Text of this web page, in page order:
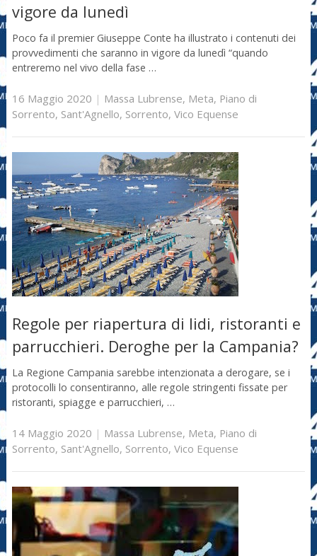
vigore da lunedì
Poco fa il premier Giuseppe Conte ha illustrato i contenuti dei
provvedimenti che saranno in vigore da lunedì “quando
entreremo nel vivo della fase …
16 Maggio 2020 | Massa Lubrense, Meta, Piano di
Sorrento, Sant'Agnello, Sorrento, Vico Equense
Regole per riapertura di lidi, ristoranti e
parrucchieri. Deroghe per la Campania?
La Regione Campania sarebbe intenzionata a derogare, se i
protocolli lo consentiranno, alle regole stringenti fissate per
ristoranti, spiagge e parrucchieri, …
14 Maggio 2020 | Massa Lubrense, Meta, Piano di
Sorrento, Sant'Agnello, Sorrento, Vico Equense